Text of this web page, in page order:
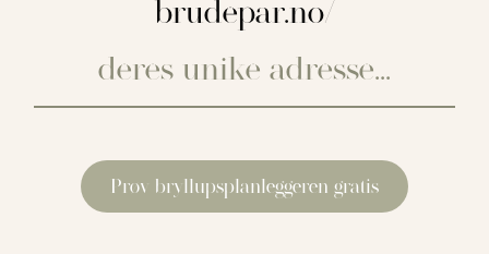
brudepar.no/
Prøv bryllupsplanleggeren gratis